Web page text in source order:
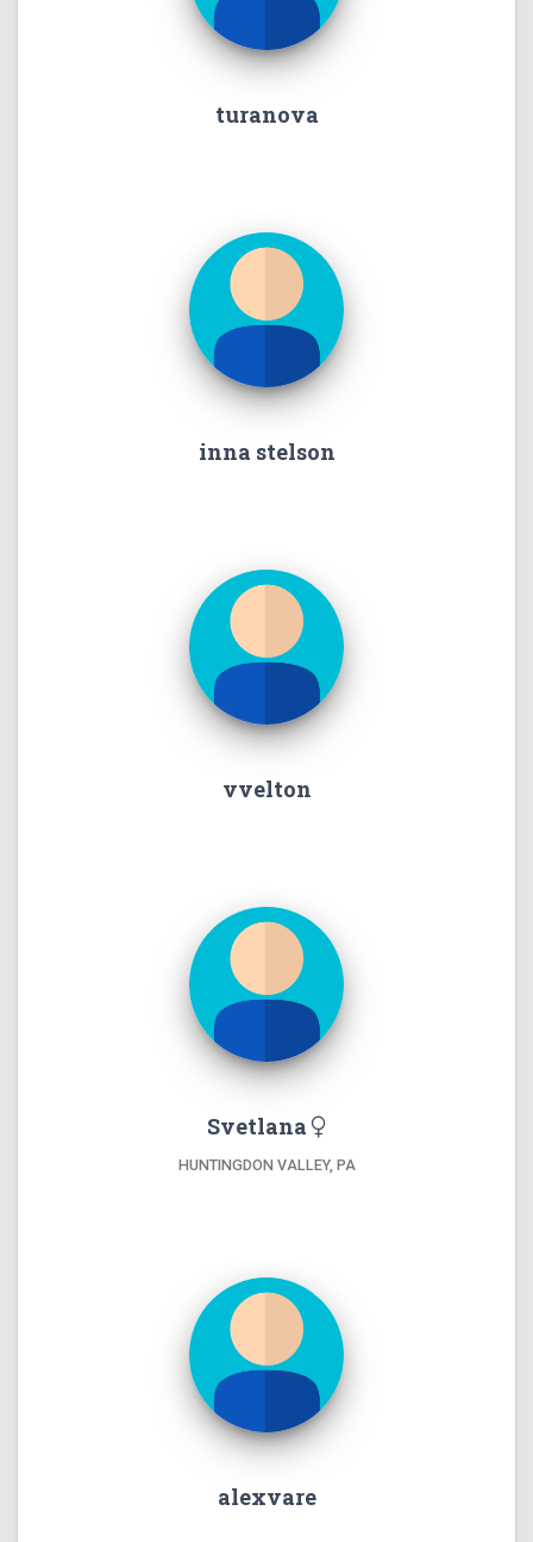
turanova
inna stelson
vvelton
Svetlana
HUNTINGDON VALLEY, PA
alexvare